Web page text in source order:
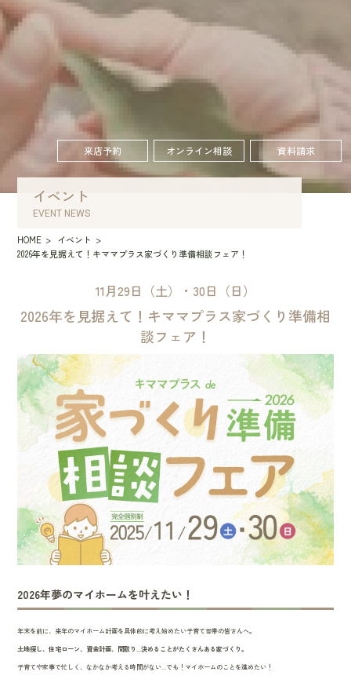
来店予約 オンライン相談 資料請求
イベント
EVENT NEWS
HOME
イベント
2026年を見据えて！キママプラス家づくり準備相談フェア！
11月29日（土）・30日（日）
2026年を見据えて！キママプラス家づくり準備相
談フェア！
2026年夢のマイホームを叶えたい！
年末を前に、来年のマイホーム計画を具体的に考え始めたい子育て世帯の皆さんへ。
土地探し、住宅ローン、資金計画、間取り...決めることがたくさんある家づくり。
子育てや家事で忙しく、なかなか考える時間がない...でも！マイホームのことを進めたい！